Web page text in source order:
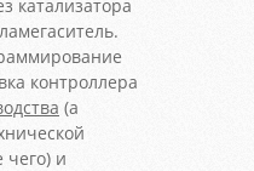
катализатора
контроллера
(а
чего) и